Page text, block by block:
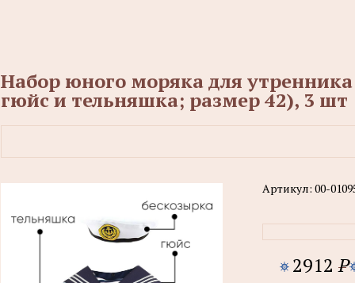
Набор юного моряка для
гюйс и тельняшка; размер 42), 3 шт
Артикул: 00-
2912 P